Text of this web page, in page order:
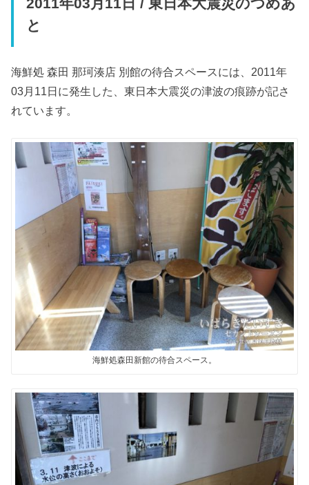
2011年03月11日 / 東日本大震災のつめあ
と
海鮮処 森田 那珂湊店 別館の待合スペースには、2011年
03月11日に発生した、東日本大震災の津波の痕跡が記さ
れています。
海鮮処森田新館の待合スペース。